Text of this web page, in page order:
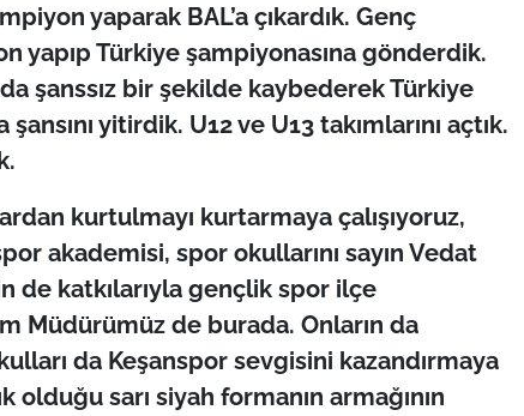
yaparak BAL’a çıkardık. Genç
yapıp Türkiye şampiyonasına gönderdik.
şanssız bir şekilde kaybederek Türkiye
yitirdik. U12 ve U13 takımlarını açtık.
kurtulmayı kurtarmaya çalışıyoruz,
akademisi, spor okullarını sayın Vedat
de katkılarıyla gençlik spor ilçe
Müdürümüz de burada. Onların da
da Keşanspor sevgisini kazandırmaya
olduğu sarı siyah formanın armağının